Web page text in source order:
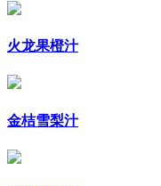
火龙果橙汁
金桔雪梨汁